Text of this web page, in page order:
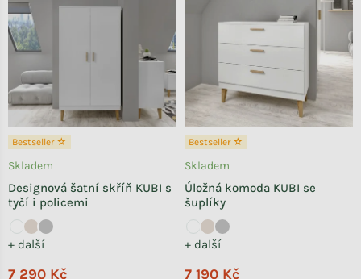
Výpis produktů
Bestseller ☆
Designová šatní skříň KUBI s
tyčí i policemi
+ další
Skladem
7 290 Kč
Bestseller ☆
Úložná komoda KUBI se
šuplíky
+ další
Skladem
7 190 Kč